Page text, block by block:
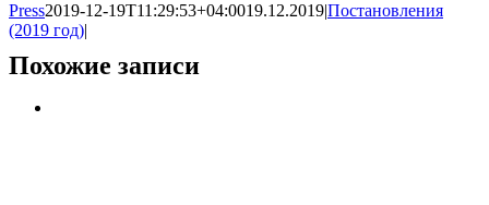
Press2019-12-19T11:29:53+04:0019.12.2019|Постановления
(2019 год)|
Похожие записи